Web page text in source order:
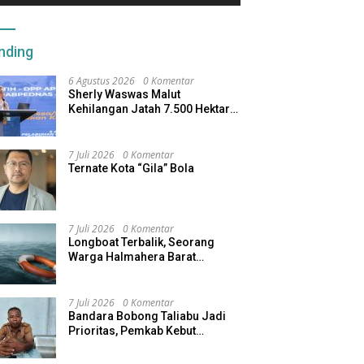
6 Agustus 2026 0 Komentar
Sherly Waswas Malut
Kehilangan Jatah 7.500 Hektare
7 Juli 2026 0 Komentar
Ternate Kota “Gila” Bola
7 Juli 2026 0 Komentar
Longboat Terbalik, Seorang
Warga Halmahera Barat
7 Juli 2026 0 Komentar
Bandara Bobong Taliabu Jadi
Prioritas, Pemkab Kebut